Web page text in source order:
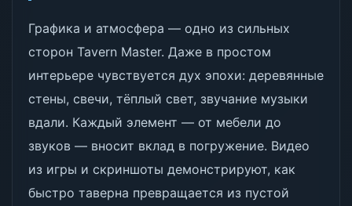
Графика и атмосфера — одно из сильных
сторон Tavern Master. Даже в простом
интерьере чувствуется дух эпохи: деревянные
стены, свечи, тёплый свет, звучание музыки
вдали. Каждый элемент — от мебели до
звуков — вносит вклад в погружение. Видео
из игры и скриншоты демонстрируют, как
быстро таверна превращается из пустой